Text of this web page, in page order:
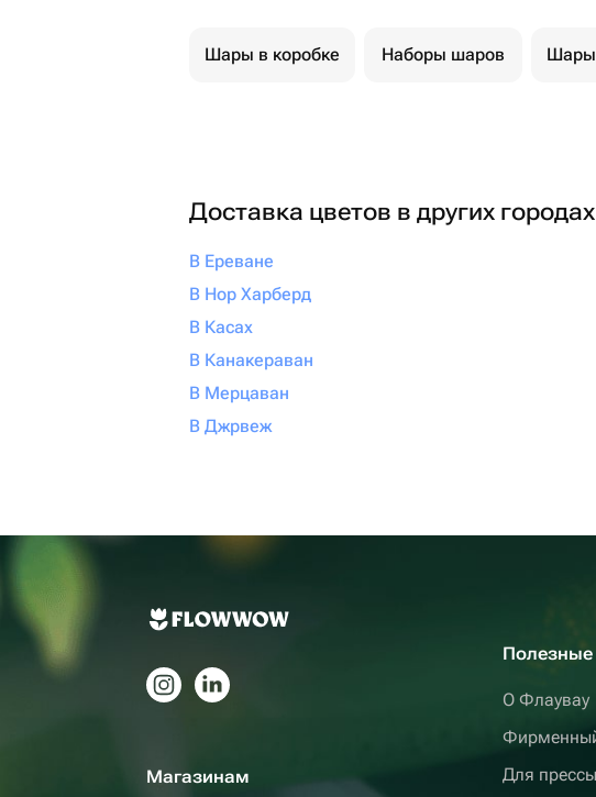
Шары в коробке Наборы шаров Шары
Доставка цветов в других городах
В Ереване
В Нор Харберд
В Касах
В Канакераван
В Мерцаван
В Джрвеж
Магазинам
Полезные
О Флаувау
Для прессы